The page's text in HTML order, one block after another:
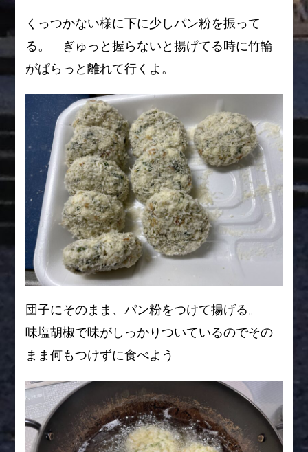
くっつかない様に下に少しパン粉を振って
る。 ぎゅっと握らないと揚げてる時に竹輪
がぱらっと離れて行くよ。
団子にそのまま、パン粉をつけて揚げる。
味塩胡椒で味がしっかりついているのでその
まま何もつけずに食べよう